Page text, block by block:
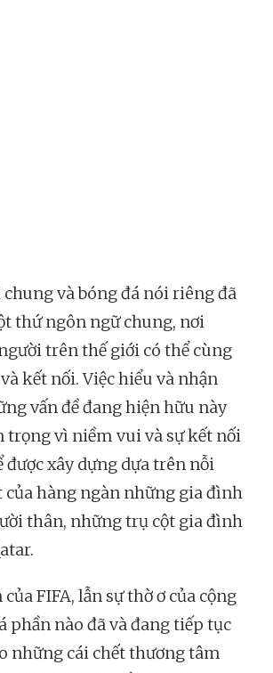
và bóng đá nói riêng đã
thứ ngôn ngữ chung, nơi
trên thế giới có thể cùng
kết nối. Việc hiểu và nhận
vấn đề đang hiện hữu này
trọng vì niềm vui và sự kết nối
được xây dựng dựa trên nỗi
của hàng ngàn những gia đình
thân, những trụ cột gia đình
FIFA, lẫn sự thờ ơ của cộng
phần nào đã và đang tiếp tục
những cái chết thương tâm